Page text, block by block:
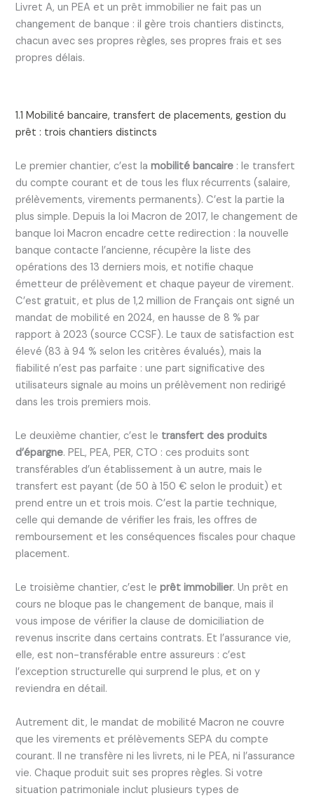
Livret A, un PEA et un prêt immobilier ne fait pas un
changement de banque : il gère trois chantiers distincts,
chacun avec ses propres règles, ses propres frais et ses
propres délais.
1.1 Mobilité bancaire, transfert de placements, gestion du
prêt : trois chantiers distincts
Le premier chantier, c’est lamobilité bancaire : le transfert
du compte courant et de tous les flux récurrents (salaire,
prélèvements, virements permanents). C’est la partie la
plus simple. Depuis la loi Macron de 2017, le changement de
banque loi Macron encadre cette redirection : la nouvelle
banque contacte l’ancienne, récupère la liste des
opérations des 13 derniers mois, et notifie chaque
émetteur de prélèvement et chaque payeur de virement.
C’est gratuit, et plus de 1,2 million de Français ont signé un
mandat de mobilité en 2024, en hausse de 8 % par
rapport à 2023 (source CCSF). Le taux de satisfaction est
élevé (83 à 94 % selon les critères évalués), mais la
fiabilité n’est pas parfaite : une part significative des
utilisateurs signale au moins un prélèvement non redirigé
dans les trois premiers mois.
Le deuxième chantier, c’est le transfert des produits
d’épargne. PEL, PEA, PER, CTO : ces produits sont
transférables d’un établissement à un autre, mais le
transfert est payant (de 50 à 150 € selon le produit) et
prend entre un et trois mois. C’est la partie technique,
celle qui demande de vérifier les frais, les offres de
remboursement et les conséquences fiscales pour chaque
placement.
Le troisième chantier, c’est leprêt immobilier. Un prêt en
cours ne bloque pas le changement de banque, mais il
vous impose de vérifier la clause de domiciliation de
revenus inscrite dans certains contrats. Et l’assurance vie,
elle, est non-transférable entre assureurs : c’est
l’exception structurelle qui surprend le plus, et on y
reviendra en détail.
Autrement dit, le mandat de mobilité Macron ne couvre
que les virements et prélèvements SEPA du compte
courant. Il ne transfère ni les livrets, ni le PEA, ni l’assurance
vie. Chaque produit suit ses propres règles. Si votre
situation patrimoniale inclut plusieurs types de